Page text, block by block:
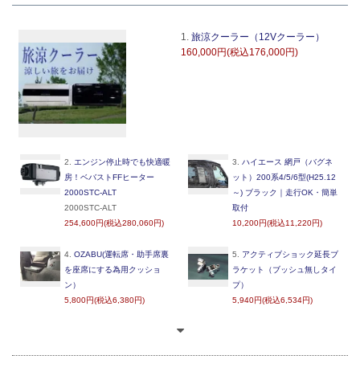
1.旅涼クーラー（12Vクーラー）
160,000円(税込176,000円)
2.
エンジン停止時でも快適暖
房！ベバストFFヒーター
2000STC-ALT
2000STC-ALT
254,600円(税込280,060円)
3.
ハイエース 網戸（バグネ
ット）200系4/5/6型(H25.12
～) ブラック｜走行OK・簡単
取付
10,200円(税込11,220円)
4. OZABU(運転席・助手席裏
を座席にする為用クッショ
ン）
5,800円(税込6,380円)
5.
アクティブショック延長ブ
ラケット（ブッシュ無しタイ
プ）
5,940円(税込6,534円)